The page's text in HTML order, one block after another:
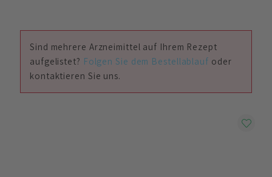
Sind mehrere Arzneimittel auf Ihrem Rezept
aufgelistet? Folgen Sie dem Bestellablauf oder
kontaktieren Sie uns.